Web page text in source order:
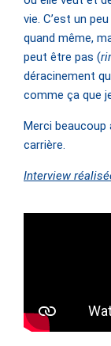
vie. C’est un
quand même,
peut être pas (
déracinement
comme ça que
Merci beaucoup
carrière.
Interview